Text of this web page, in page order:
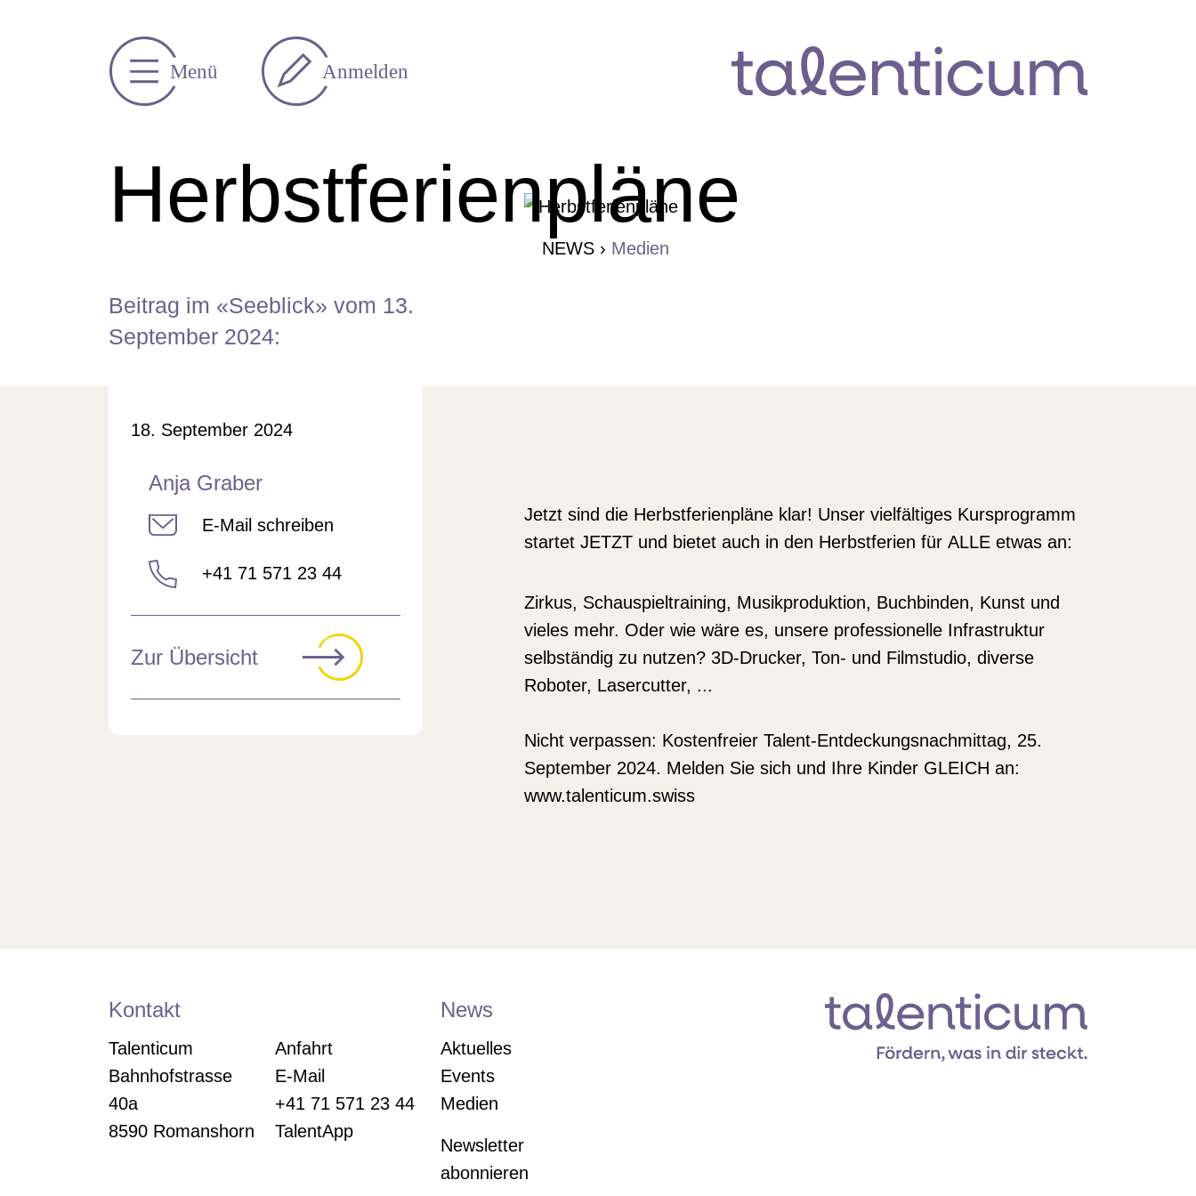
Menü Anmelden
Herbstferienpläne
NEWS› Medien
Beitrag im «Seeblick» vom 13.
September 2024:
Veröffentlicht am
18. September 2024
Anja Graber
E-Mail schreiben
+41 71 571 23 44
Zur Übersicht
Jetzt sind die Herbstferienpläneklar! Unser vielfältiges Kursprogramm
startet JETZT und bietet auch in den Herbstferien für ALLEetwas an:
Zirkus, Schauspieltraining, Musikproduktion, Buchbinden, Kunst und
vieles mehr. Oder wie wäre es, unsere professionelle Infrastruktur
selbständig zu nutzen? 3D-Drucker, Ton- und Filmstudio, diverse
Roboter, Lasercutter, ...
Nicht verpassen: Kostenfreier Talent-Entdeckungsnachmittag, 25.
September 2024. Melden Sie sich und Ihre Kinder GLEICH an:
www.talenticum.swiss
Kontakt
Talenticum
Bahnhofstrasse
40a
8590 Romanshorn
Anfahrt
E-Mail
+41 71 571 23 44
TalentApp
News
Aktuelles
Events
Medien
Newsletter
abonnieren